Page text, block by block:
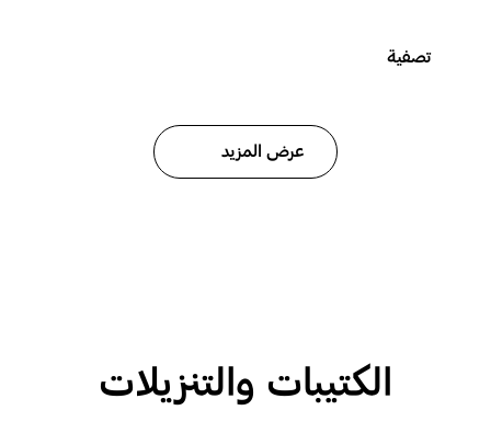
تصفية
عرض المزيد
الكتيبات والتنزيلات